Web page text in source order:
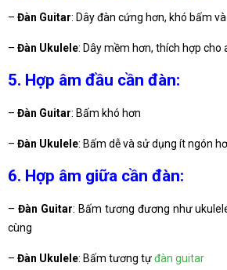
– Đàn Guitar: Dây đàn cứng hơn, khó bấm
– Đàn Ukulele: Dây mềm hơn, thích hợp cho
5. Hợp âm đầu cần đàn:
– Đàn Guitar: Bấm khó hơn
– Đàn Ukulele: Bấm dễ và sử dụng ít ngón
6. Hợp âm giữa cần đàn:
– Đàn Guitar: Bấm tương đương như
cùng
– Đàn Ukulele: Bấm tương tựđàn guitar